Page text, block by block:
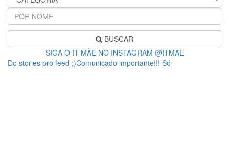
BUSCAR
SIGA O IT MÃE NO INSTAGRAM @ITMAE
Do stories pro feed ;)Comunicado importante!!! Só